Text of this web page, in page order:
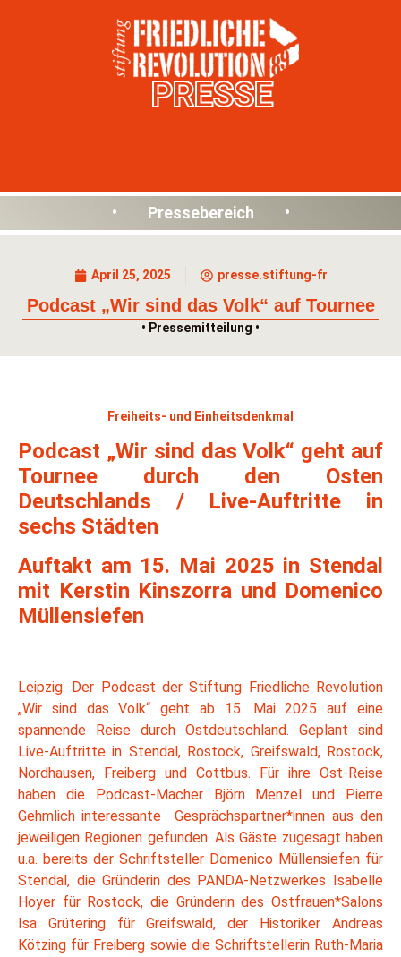
PRESSE
• Pressebereich •
April 25, 2025 presse.stiftung-fr
Podcast „Wir sind das Volk“ auf Tournee
• Pressemitteilung •
Freiheits- und Einheitsdenkmal
Podcast „Wir sind das Volk“ geht auf
Tournee durch den Osten
Deutschlands / Live-Auftritte in
sechs Städten
Auftakt am 15. Mai 2025 in Stendal
mit Kerstin Kinszorra und Domenico
Müllensiefen
Leipzig. Der Podcast der Stiftung Friedliche Revolution
„Wir sind das Volk“ geht ab 15. Mai 2025 auf eine
spannende Reise durch Ostdeutschland. Geplant sind
Live-Auftritte in Stendal, Rostock, Greifswald, Rostock,
Nordhausen, Freiberg und Cottbus. Für ihre Ost-Reise
haben die Podcast-Macher Björn Menzel und Pierre
Gehmlich interessante Gesprächspartner*innen aus den
jeweiligen Regionen gefunden. Als Gäste zugesagt haben
u.a. bereits der Schriftsteller Domenico Müllensiefen für
Stendal, die Gründerin des PANDA-Netzwerkes Isabelle
Hoyer für Rostock, die Gründerin des Ostfrauen*Salons
Isa Grütering für Greifswald, der Historiker Andreas
Kötzing für Freiberg sowie die Schriftstellerin Ruth-Maria